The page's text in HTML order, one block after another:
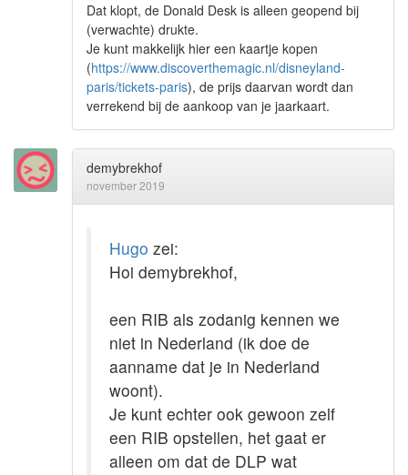
Dat klopt, de Donald Desk is alleen geopend bij
(verwachte) drukte.
Je kunt makkelijk hier een kaartje kopen
(https://www.discoverthemagic.nl/disneyland-
paris/tickets-paris), de prijs daarvan wordt dan
verrekend bij de aankoop van je jaarkaart.
demybrekhof
november 2019
Hugo zei:
Hoi demybrekhof,
een RIB als zodanig kennen we
niet in Nederland (ik doe de
aanname dat je in Nederland
woont).
Je kunt echter ook gewoon zelf
een RIB opstellen, het gaat er
alleen om dat de DLP wat